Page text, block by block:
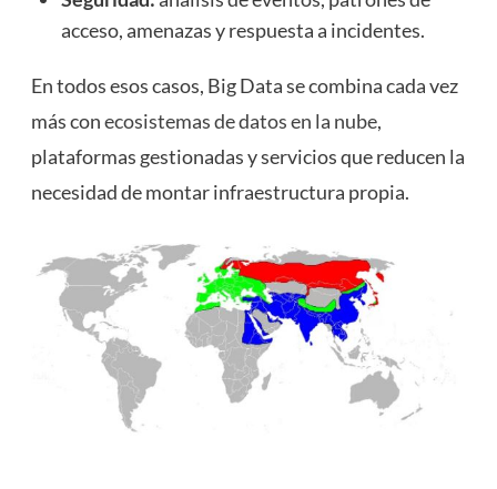
acceso, amenazas y respuesta a incidentes.
En todos esos casos, Big Data se combina cada vez
más conecosistemas de datos en la nube,
plataformas gestionadas y servicios que reducen la
necesidad de montar infraestructura propia.